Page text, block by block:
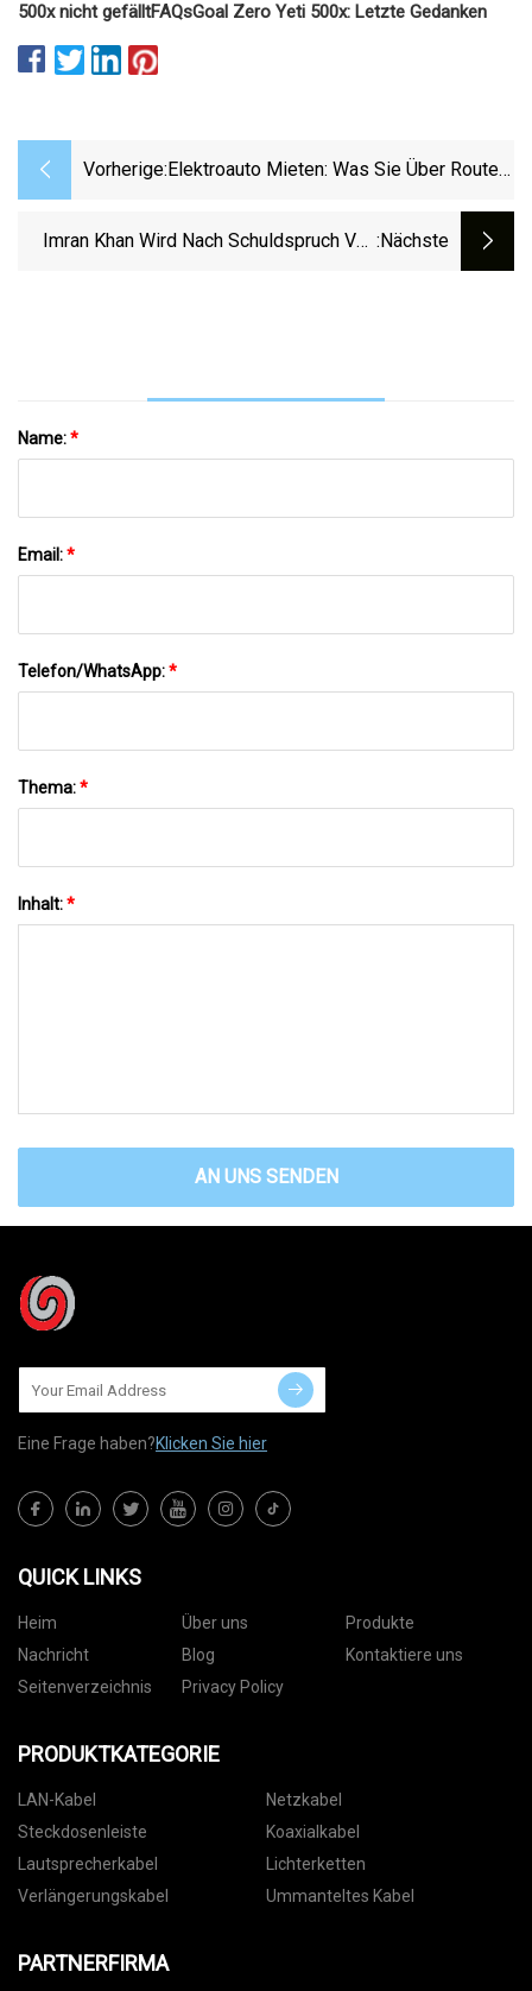
500x nicht gefälltFAQsGoal Zero Yeti 500x: Letzte Gedanken
Vorherige: Elektroauto Mieten: Was Sie Über Routen,
Imran Khan Wird Nach Schuldspruch Von :nächste
Name:*
Email:*
Telefon/WhatsApp:*
Thema:*
Inhalt:*
AN UNS SENDEN
Eine Frage haben?Klicken Sie hier
QUICK LINKS
Heim Über uns
Produkte
Nachricht
Blog
Kontaktiere uns
Seitenverzeichnis
Privacy Policy
PRODUKTKATEGORIE
LAN-Kabel
Netzkabel
Steckdosenleiste
Koaxialkabel
Lautsprecherkabel
Lichterketten
Verlängerungskabel
Ummanteltes Kabel
PARTNERFIRMA